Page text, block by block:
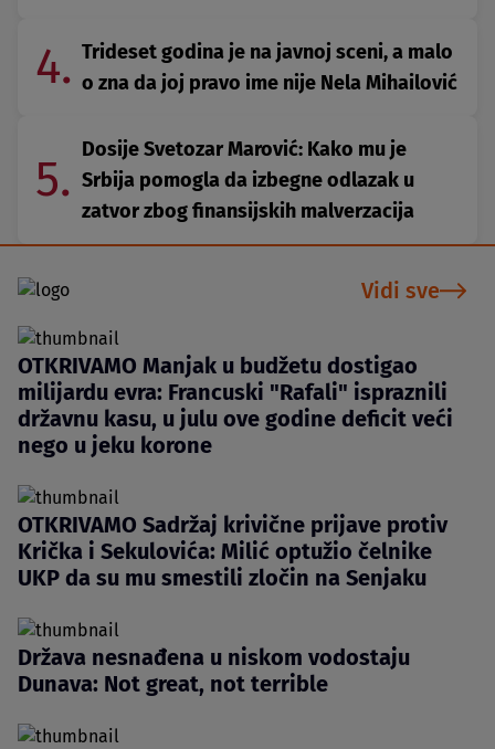
4. Trideset godina je na javnoj sceni, a malo
o zna da joj pravo ime nije Nela Mihailović
5.
Dosije Svetozar Marović: Kako mu je
Srbija pomogla da izbegne odlazak u
zatvor zbog finansijskih malverzacija
Vidi sve
OTKRIVAMO Manjak u budžetu dostigao
milijardu evra: Francuski "Rafali" ispraznili
državnu kasu, u julu ove godine deficit veći
nego u jeku korone
OTKRIVAMO Sadržaj krivične prijave protiv
Krička i Sekulovića: Milić optužio čelnike
UKP da su mu smestili zločin na Senjaku
Država nesnađena u niskom vodostaju
Dunava: Not great, not terrible